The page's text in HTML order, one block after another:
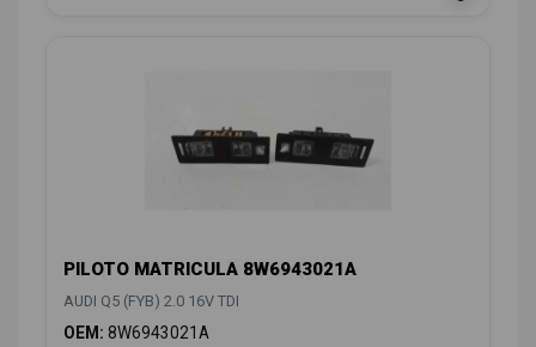
PILOTO MATRICULA 8W6943021A
AUDI Q5 (FYB) 2.0 16V TDI
OEM: 8W6943021A